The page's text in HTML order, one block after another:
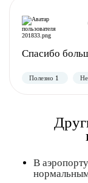
Спасибо
В